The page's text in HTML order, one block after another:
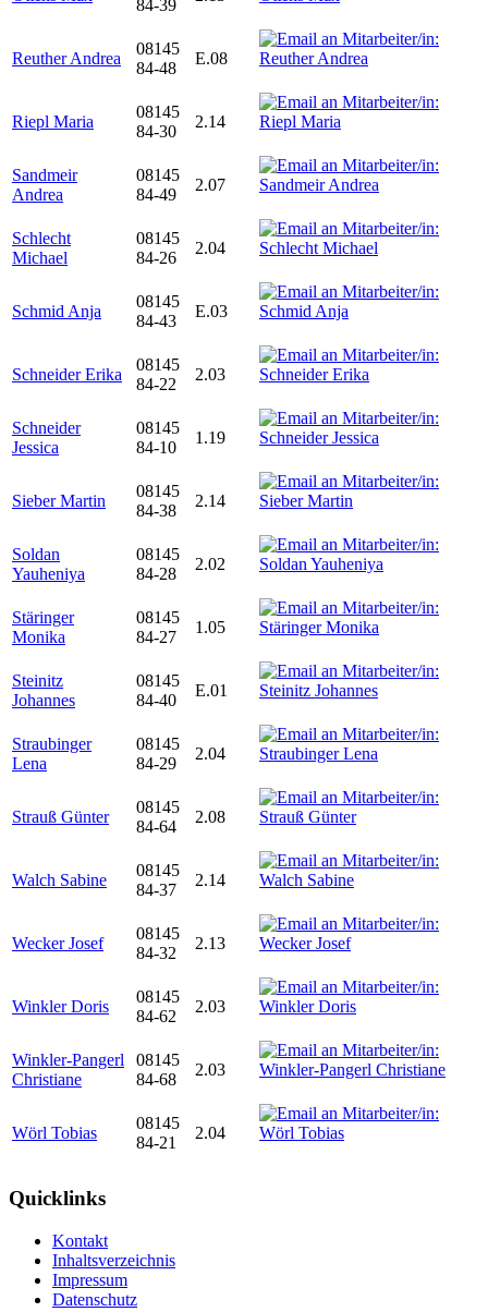
84-39
Reuther Andrea
08145
84-48
E.08
Riepl Maria
08145
84-30
2.14
Sandmeir
Andrea
08145
84-49
2.07
Schlecht
Michael
08145
84-26
2.04
Schmid Anja
08145
84-43
E.03
Schneider Erika
08145
84-22
2.03
Schneider
Jessica
08145
84-10
1.19
Sieber Martin
08145
84-38
2.14
Soldan
Yauheniya
08145
84-28
2.02
Stäringer
Monika
08145
84-27
1.05
Steinitz
Johannes
08145
84-40
E.01
Straubinger
Lena
08145
84-29
2.04
Strauß Günter
08145
84-64
2.08
Walch Sabine
08145
84-37
2.14
Wecker Josef
08145
84-32
2.13
Winkler Doris
08145
84-62
2.03
Winkler-Pangerl
Christiane
08145
84-68
2.03
Wörl Tobias
08145
84-21
2.04
Quicklinks
Kontakt
Inhaltsverzeichnis
Impressum
Datenschutz